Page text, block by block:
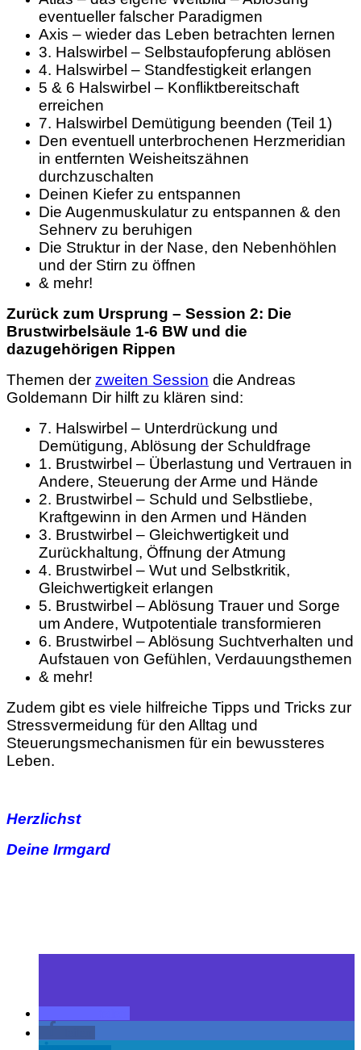
eventueller falscher Paradigmen
Axis – wieder das Leben betrachten lernen
3. Halswirbel – Selbstaufopferung ablösen
4. Halswirbel – Standfestigkeit erlangen
5 & 6 Halswirbel – Konfliktbereitschaft
erreichen
7. Halswirbel Demütigung beenden (Teil 1)
Den eventuell unterbrochenen Herzmeridian
in entfernten Weisheitszähnen
durchzuschalten
Deinen Kiefer zu entspannen
Die Augenmuskulatur zu entspannen & den
Sehnerv zu beruhigen
Die Struktur in der Nase, den Nebenhöhlen
und der Stirn zu öffnen
& mehr!
Zurück zum Ursprung – Session 2: Die
Brustwirbelsäule 1-6 BW und die
dazugehörigen Rippen
Themen der zweiten Session die Andreas
Goldemann Dir hilft zu klären sind:
7. Halswirbel – Unterdrückung und
Demütigung, Ablösung der Schuldfrage
1. Brustwirbel – Überlastung und Vertrauen in
Andere, Steuerung der Arme und Hände
2. Brustwirbel – Schuld und Selbstliebe,
Kraftgewinn in den Armen und Händen
3. Brustwirbel – Gleichwertigkeit und
Zurückhaltung, Öffnung der Atmung
4. Brustwirbel – Wut und Selbstkritik,
Gleichwertigkeit erlangen
5. Brustwirbel – Ablösung Trauer und Sorge
um Andere, Wutpotentiale transformieren
6. Brustwirbel – Ablösung Suchtverhalten und
Aufstauen von Gefühlen, Verdauungsthemen
& mehr!
Zudem gibt es viele hilfreiche Tipps und Tricks zur
Stressvermeidung für den Alltag und
Steuerungsmechanismen für ein bewussteres
Leben.
Herzlichst
Deine Irmgard